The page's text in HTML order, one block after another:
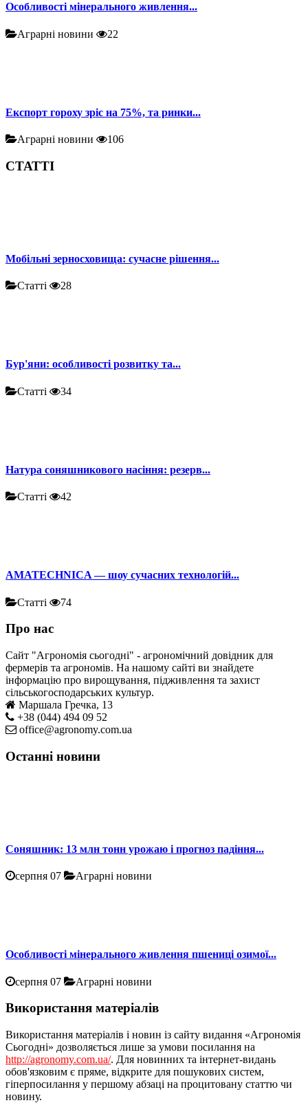
Особливості мінерального живлення...
Аграрні новини 22
Експорт гороху зріс на 75%, та ринки...
Аграрні новини 106
СТАТТІ
Мобільні зерносховища: сучасне рішення...
Статті 28
Бур'яни: особливості розвитку та...
Статті 34
Натура соняшникового насіння: резерв...
Статті 42
AMATECHNICA — шоу сучасних технологій...
Статті 74
Про нас
Сайт "Агрономія сьогодні" - агрономічний довідник для
фермерів та агрономів. На нашому сайті ви знайдете
інформацію про вирощування, підживлення та захист
сільськогосподарських культур.
Маршала Гречка, 13
+38 (044) 494 09 52
office@agronomy.com.ua
Останні новини
Соняшник: 13 млн тонн урожаю і прогноз падіння...
серпня 07 Аграрні новини
Особливості мінерального живлення пшениці озимої...
серпня 07 Аграрні новини
Використання матеріалів
Використання матеріалів і новин із сайту видання «Агрономія
Сьогодні» дозволяється лише за умови посилання на
http://agronomy.com.ua/. Для новинних та інтернет-видань
обов'язковим є пряме, відкрите для пошукових систем,
гіперпосилання у першому абзаці на процитовану статтю чи
новину.